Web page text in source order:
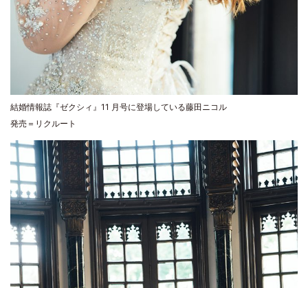
結婚情報誌『ゼクシィ』11 月号に登場している藤田ニコル
発売＝リクルート